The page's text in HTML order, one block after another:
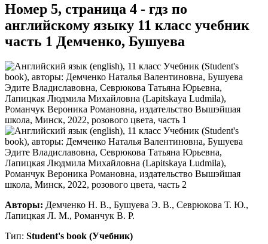
Номер 5, страница 4 - гдз по
английскому языку 11 класс учебник
часть 1 Демченко, Бушуева
Авторы: Демченко Н. В., Бушуева Э. В., Севрюкова Т. Ю.,
Лапицкая Л. М., Романчук В. Р.
Тип: Student's book (Учебник)